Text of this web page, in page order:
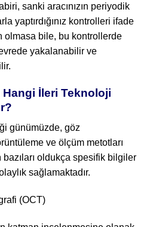
sanki aracınızın periyodik
yaptırdığınız kontrolleri ifade
olmasa bile, bu kontrollerde
yakalanabilir ve
İleri Teknoloji
günümüzde, göz
ve ölçüm metotları
bazıları oldukça spesifik bilgiler
sağlamaktadır.
(OCT)